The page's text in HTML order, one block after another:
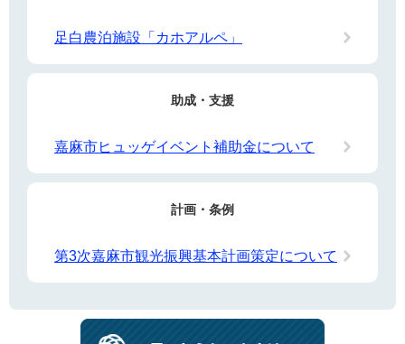
足白農泊施設「カホアルペ」
助成・支援
嘉麻市ヒュッゲイベント補助金について
計画・条例
第3次嘉麻市観光振興基本計画策定について